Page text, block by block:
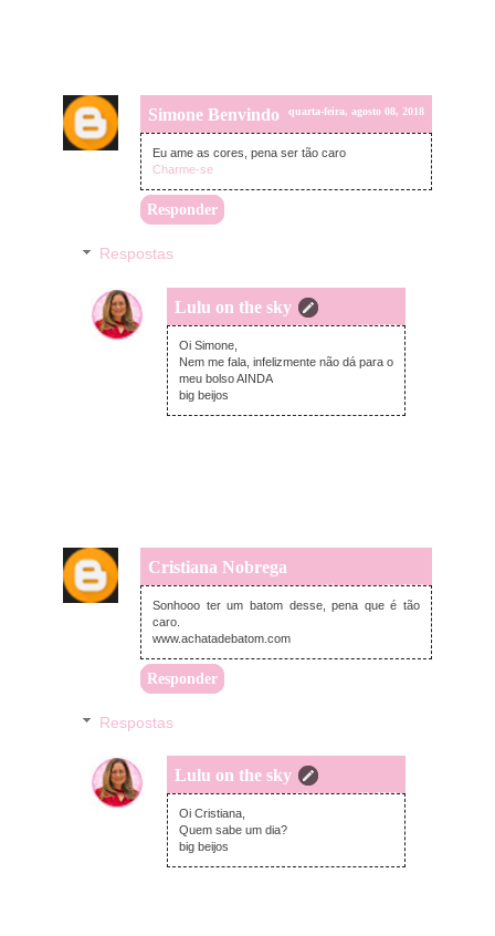
Simone Benvindo quarta-feira, agosto 08, 2018
Eu ame as cores, pena ser tão caro
Charme-se
Responder
Respostas
Lulu on the sky
quarta-feira, agosto 08, 2018
Oi Simone,
Nem me fala, infelizmente não dá para o
meu bolso AINDA
big beijos
Cristiana Nobrega
quarta-feira, agosto 08, 2018
Sonhooo ter um batom desse, pena que é tão
caro.
www.achatadebatom.com
Responder
Respostas
Lulu on the sky
quarta-feira, agosto 08, 2018
Oi Cristiana,
Quem sabe um dia?
big beijos